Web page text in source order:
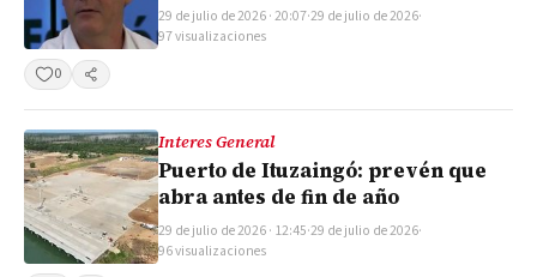
29 de julio de 2026 · 20:07·29 de julio de 2026·
97 visualizaciones
0
Compartir
Interes General
Puerto de Ituzaingó: prevén que
abra antes de fin de año
29 de julio de 2026 · 12:45·29 de julio de 2026·
96 visualizaciones